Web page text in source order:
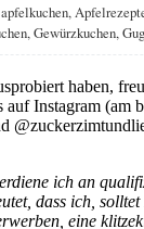
Gewürzkuchen,
haben,
Instagram (am
ich an
dass ich,
eine